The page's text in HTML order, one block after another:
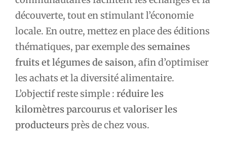
découverte, tout en stimulant l’économie
locale. En outre, mettez en place des éditions
thématiques, par exemple des semaines
fruits et légumes de saison, afin d’optimiser
les achats et la diversité alimentaire.
L’objectif reste simple : réduire les
kilomètres parcourusetvaloriser les
producteursprès de chez vous.